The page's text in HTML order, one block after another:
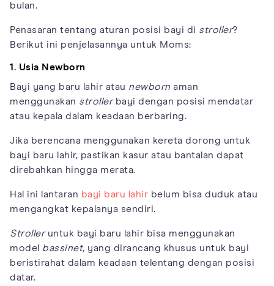
bulan.
Penasaran tentang aturan posisi bayi di stroller?
Berikut ini penjelasannya untuk Moms:
1. Usia Newborn
Bayi yang baru lahir atau newborn aman
menggunakan strollerbayi dengan posisi mendatar
atau kepala dalam keadaan berbaring.
Jika berencana menggunakan kereta dorong untuk
bayi baru lahir, pastikan kasur atau bantalan dapat
direbahkan hingga merata.
Hal ini lantaran bayi baru lahir belum bisa duduk atau
mengangkat kepalanya sendiri.
Strolleruntuk bayi baru lahir bisa menggunakan
model bassinet, yang dirancang khusus untuk bayi
beristirahat dalam keadaan telentang dengan posisi
datar.